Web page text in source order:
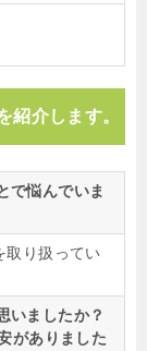
紹介します。
で悩んでいま
取り扱ってい
いましたか？
がありました